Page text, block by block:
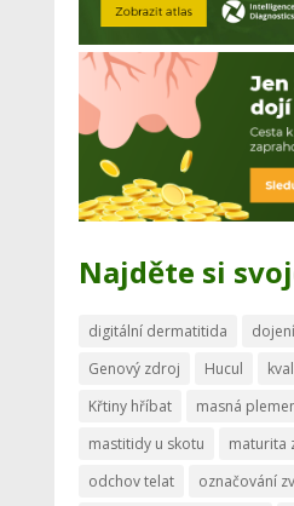
Najděte si
digitální dermatitida dojení
Genový zdroj
Hucul
Křtiny hříbat
masná
mastitidy u skotu
maturita
odchov telat
označování